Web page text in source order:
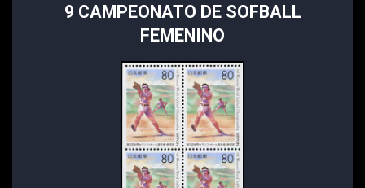
9 CAMPEONATO DE SOFBALL
FEMENINO